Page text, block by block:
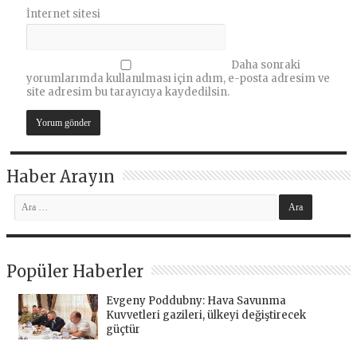
İnternet sitesi
Daha sonraki
yorumlarımda kullanılması için adım, e-posta adresim ve
site adresim bu tarayıcıya kaydedilsin.
Haber Arayın
Popüler Haberler
Evgeny Poddubny: Hava Savunma
Kuvvetleri gazileri, ülkeyi değiştirecek
güçtür